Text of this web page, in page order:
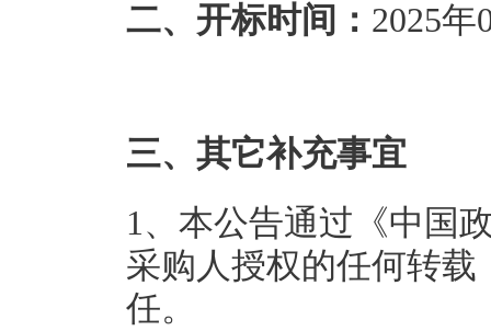
二、开标时间： 2025年
三、其它补充事宜
1、本公告通过《中国
采购人授权的任何转
任。